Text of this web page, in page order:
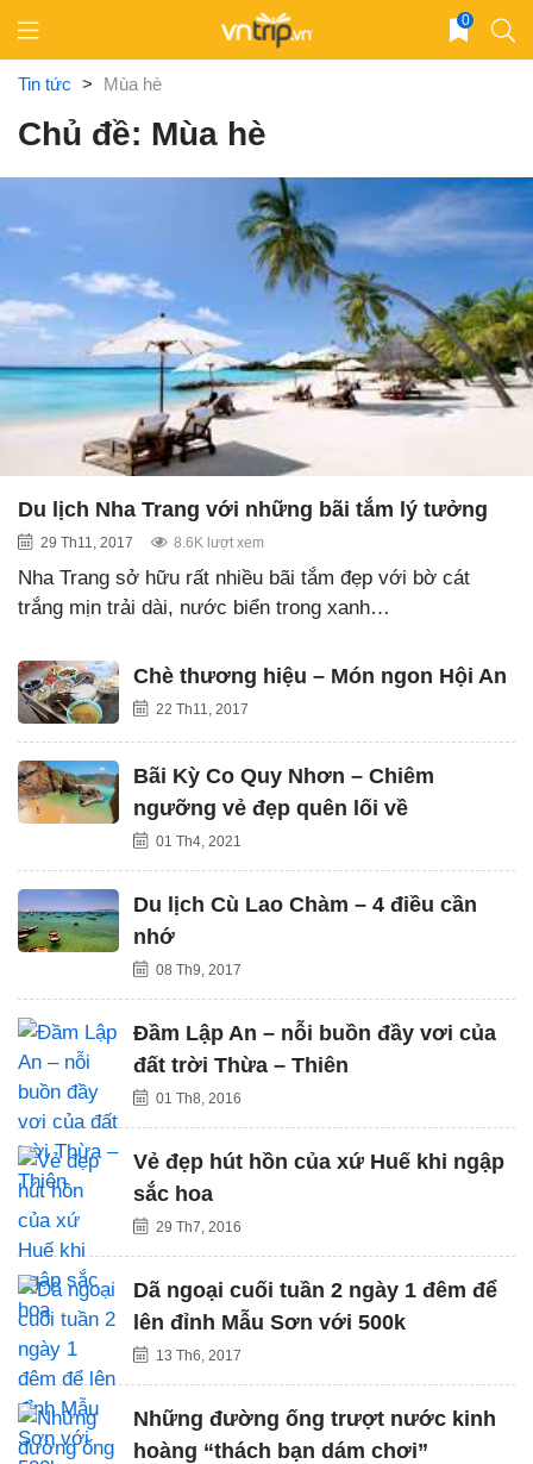
content
0
Tin tức > Mùa hè
Chủ đề: Mùa hè
Du lịch Nha Trang với những bãi tắm lý tưởng
29 Th11, 2017 8.6K lượt xem
Nha Trang sở hữu rất nhiều bãi tắm đẹp với bờ cát
trắng mịn trải dài, nước biển trong xanh…
Chè thương hiệu – Món ngon Hội An
22 Th11, 2017
Bãi Kỳ Co Quy Nhơn – Chiêm
ngưỡng vẻ đẹp quên lối về
01 Th4, 2021
Du lịch Cù Lao Chàm – 4 điều cần
nhớ
08 Th9, 2017
Đầm Lập An – nỗi buồn đầy vơi của
đất trời Thừa – Thiên
01 Th8, 2016
Vẻ đẹp hút hồn của xứ Huế khi ngập
sắc hoa
29 Th7, 2016
Dã ngoại cuối tuần 2 ngày 1 đêm để
lên đỉnh Mẫu Sơn với 500k
13 Th6, 2017
Những đường ống trượt nước kinh
hoàng “thách bạn dám chơi”